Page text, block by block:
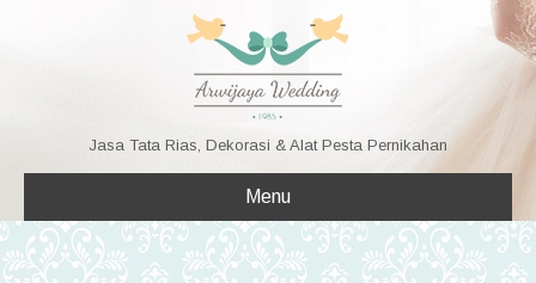
Jasa Tata Rias, Dekorasi & Alat Pesta Pernikahan
Menu